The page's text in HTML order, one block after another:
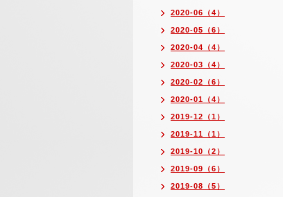
2020-06（4）
2020-05（6）
2020-04（4）
2020-03（4）
2020-02（6）
2020-01（4）
2019-12（1）
2019-11（1）
2019-10（2）
2019-09（6）
2019-08（5）